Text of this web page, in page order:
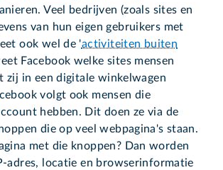
Veel bedrijven (zoals sites en
van hun eigen gebruikers met
ook wel de 'activiteiten buiten
Facebook welke sites mensen
zij in een digitale winkelwagen
volgt ook mensen die
hebben. Dit doen ze via de
die op veel webpagina's staan.
met die knoppen? Dan worden
adres, locatie en browserinformatie